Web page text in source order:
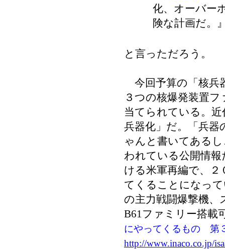
化、オーバー
険な計画だ。
と言っただろう。
今回予算の「核兵
３つの核爆発装置
当てられている。
兵器化」だ。「兵器
ゃんと書いてある
われている公開情
ける米軍再編で、
てくることになっ
の主力戦闘爆撃機
B61ファミリー搭載
にやってくるもの 第
http://www.inaco.co.jp/